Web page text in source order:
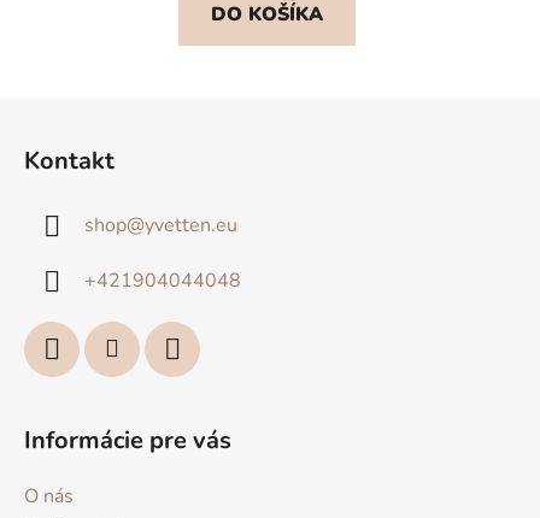
DO KOŠÍKA
Kontakt
shop@yvetten.eu
+421904044048
Informácie pre vás
O nás